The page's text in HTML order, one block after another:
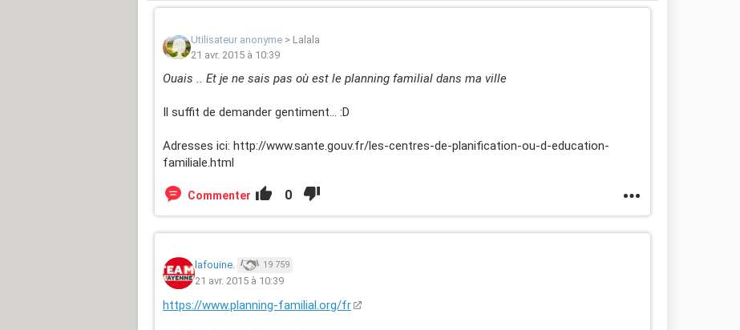
Utilisateur anonyme > Lalala
21 avr. 2015 à 10:39
Ouais .. Et je ne sais pas où est le planning familial dans ma ville
Il suffit de demander gentiment... :D
Adresses ici: http://www.sante.gouv.fr/les-centres-de-planification-ou-d-education-
familiale.html
Commenter 0
lafouine. 19 759
21 avr. 2015 à 10:39
https://www.planning-familial.org/fr